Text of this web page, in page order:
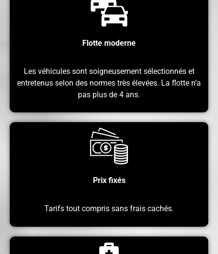
Flotte moderne
Les véhicules sont soigneusement sélectionnés et
entretenus selon des normes très élevées. La flotte n’a
pas plus de 4 ans.
Prix ​​fixés
Tarifs tout compris sans frais cachés.